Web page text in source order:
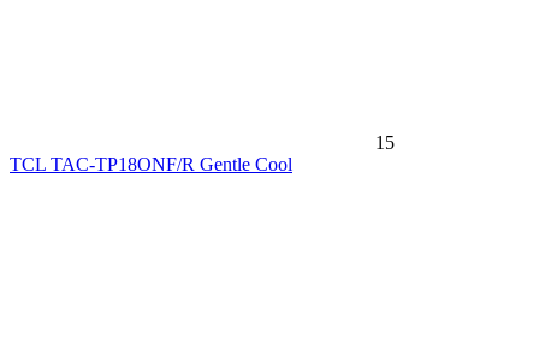
15
TCL TAC-TP18ONF/R Gentle Cool